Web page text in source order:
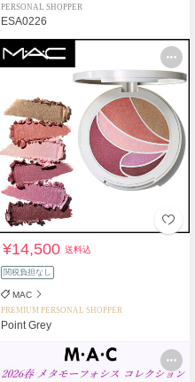
PERSONAL SHOPPER
ESA0226
¥14,500送料込
関税負担なし
MAC
PREMIUM PERSONAL SHOPPER
Point Grey